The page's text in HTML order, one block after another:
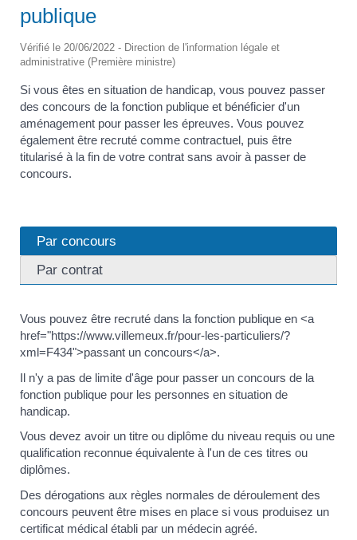
publique
Vérifié le 20/06/2022 - Direction de l'information légale et
administrative (Première ministre)
Si vous êtes en situation de handicap, vous pouvez passer
des concours de la fonction publique et bénéficier d'un
aménagement pour passer les épreuves. Vous pouvez
également être recruté comme contractuel, puis être
titularisé à la fin de votre contrat sans avoir à passer de
concours.
Par concours
Par contrat
Vous pouvez être recruté dans la fonction publique en <a
href="https://www.villemeux.fr/pour-les-particuliers/?
xml=F434">passant un concours</a>.
Il n'y a pas de limite d'âge pour passer un concours de la
fonction publique pour les personnes en situation de
handicap.
Vous devez avoir un titre ou diplôme du niveau requis ou une
qualification reconnue équivalente à l'un de ces titres ou
diplômes.
Des dérogations aux règles normales de déroulement des
concours peuvent être mises en place si vous produisez un
certificat médical établi par un médecin agréé.